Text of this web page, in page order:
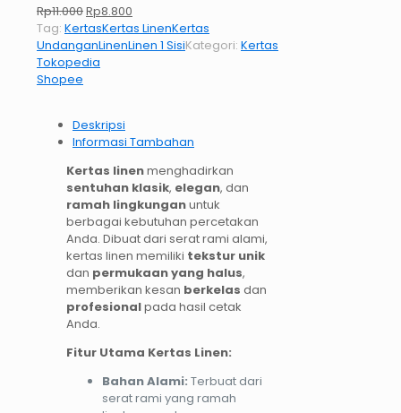
Rp11.000Harga
aslinya
adalah:
Rp11.000.
Rp8.800
saat
ini
Tag: KertasKertas LinenKertas
UndanganLinenLinen 1 SisiKategori: Kertas
Tokopedia
Shopee
Deskripsi
Informasi Tambahan
Kertas linenmenghadirkan
sentuhan klasik, elegan, dan
ramah lingkunganuntuk
berbagai kebutuhan percetakan
Anda. Dibuat dari serat rami alami,
kertas linen memiliki tekstur unik
dan permukaan yang halus,
memberikan kesan berkelas dan
profesionalpada hasil cetak
Anda.
Fitur Utama Kertas Linen:
Bahan Alami: Terbuat dari
serat rami yang ramah